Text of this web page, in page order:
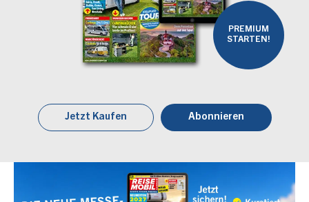
PREMIUM
STARTEN!
Jetzt Kaufen Abonnieren